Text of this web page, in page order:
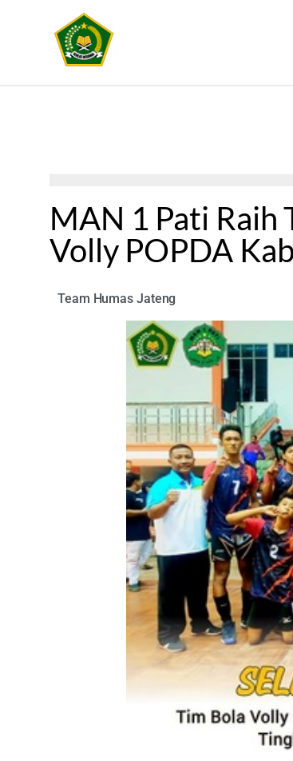
MAN 1 Pati Raih
Volly POPDA
Team Humas Jateng